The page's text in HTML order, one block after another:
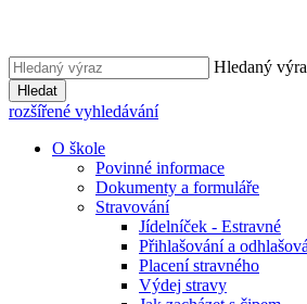
Hledaný
Hledat
rozšířené vyhledávání
O škole
Povinné informace
Dokumenty a formuláře
Stravování
Jídelníček - Estravné
Přihlašování a
Placení stravného
Výdej stravy